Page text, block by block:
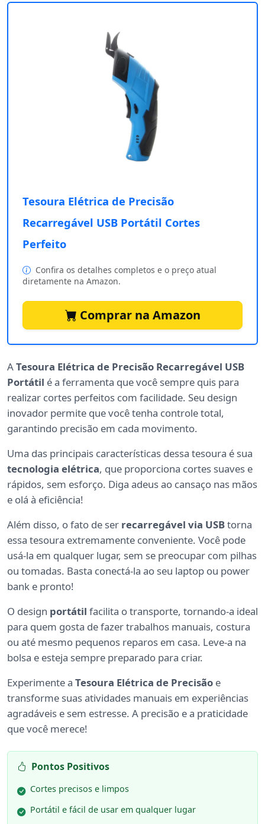
Tesoura Elétrica de Precisão
Recarregável USB Portátil Cortes
Perfeito
Confira os detalhes completos e o preço atual
diretamente na Amazon.
Comprar na Amazon
ATesoura Elétrica de Precisão Recarregável USB
Portátil é a ferramenta que você sempre quis para
realizar cortes perfeitos com facilidade. Seu design
inovador permite que você tenha controle total,
garantindo precisão em cada movimento.
Uma das principais características dessa tesoura é sua
tecnologia elétrica, que proporciona cortes suaves e
rápidos, sem esforço. Diga adeus ao cansaço nas mãos
e olá à eficiência!
Além disso, o fato de ser recarregável via USBtorna
essa tesoura extremamente conveniente. Você pode
usá-la em qualquer lugar, sem se preocupar com pilhas
ou tomadas. Basta conectá-la ao seu laptop ou power
bank e pronto!
O design portátil facilita o transporte, tornando-a ideal
para quem gosta de fazer trabalhos manuais, costura
ou até mesmo pequenos reparos em casa. Leve-a na
bolsa e esteja sempre preparado para criar.
Experimente a Tesoura Elétrica de Precisão e
transforme suas atividades manuais em experiências
agradáveis e sem estresse. A precisão e a praticidade
que você merece!
Pontos Positivos
Cortes precisos e limpos
Portátil e fácil de usar em qualquer lugar